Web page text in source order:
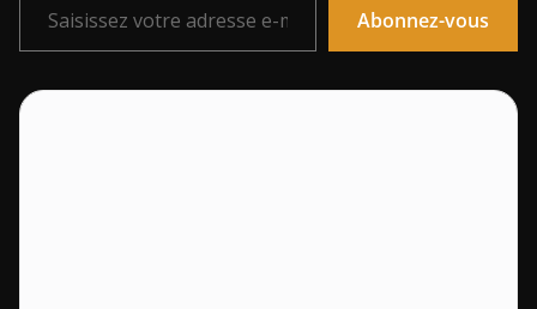
Abonnez-vous